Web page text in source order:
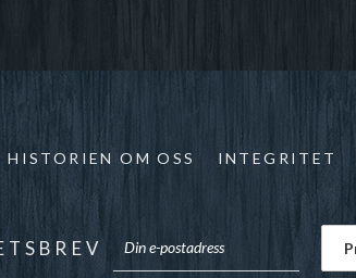
HISTORIEN OM OSS INTEGRITET